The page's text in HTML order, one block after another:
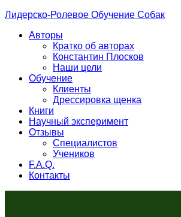
Лидерско-Ролевое Обучение Собак
Авторы
Кратко об авторах
Константин Плосков
Наши цели
Обучение
Клиенты
Дрессировка щенка
Книги
Научный эксперимент
Отзывы
Специалистов
Учеников
F.A.Q.
Контакты